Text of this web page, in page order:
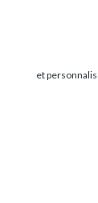
et